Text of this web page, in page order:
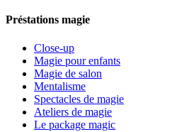
Préstations magie
Close-up
Magie pour enfants
Magie de salon
Mentalisme
Spectacles de magie
Ateliers de magie
Le package magic